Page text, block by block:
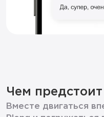
Чем
Вместе двигаться